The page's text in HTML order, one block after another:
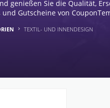
genießen Sie die Qualität,
Gutscheine von
TEXTIL- UND INNENDESIGN